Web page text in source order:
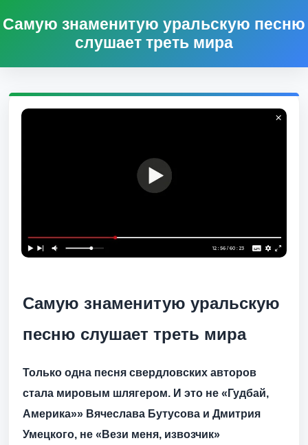
Самую знаменитую уральскую песню
слушает треть мира
Самую знаменитую уральскую
песню слушает треть мира
Только одна песня свердловских авторов
стала мировым шлягером. И это не «Гудбай,
Америка»» Вячеслава Бутусова и Дмитрия
Умецкого, не «Вези меня, извозчик»